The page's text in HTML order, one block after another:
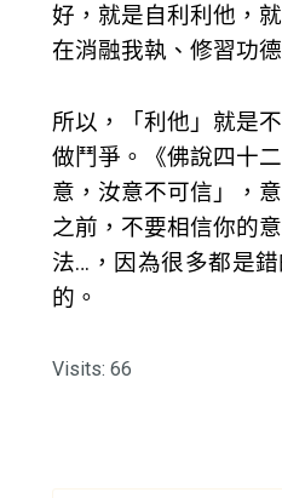
好，就是自利利他，
在消融我執、修習功德
所以，「利他」就是
做鬥爭。《佛說四十
意，汝意不可信」，
之前，不要相信你的
法…，因為很多都是
的。
Visits: 66